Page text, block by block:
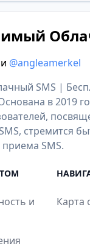
@angleamerkel
SMS |
в 2019
стремится
SMS.
и
Карта